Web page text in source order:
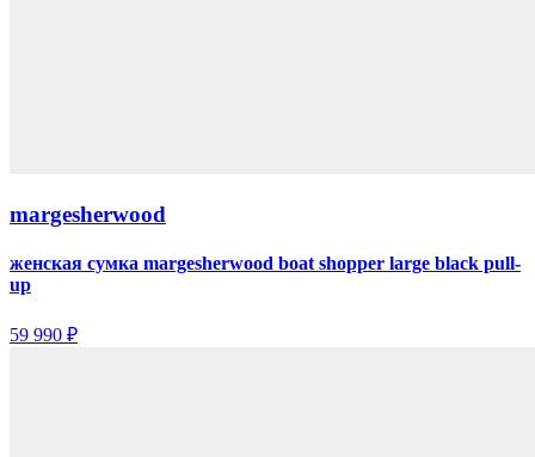
margesherwood
женская сумка margesherwood boat shopper large black pull-
up
59 990 ₽